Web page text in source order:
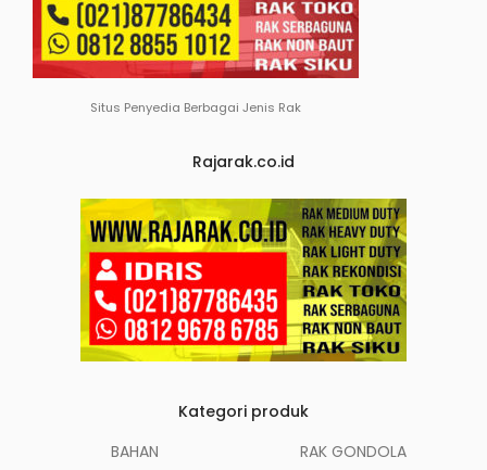
Situs Penyedia Berbagai Jenis Rak
Rajarak.co.id
Kategori produk
BAHAN
RAK GONDOLA